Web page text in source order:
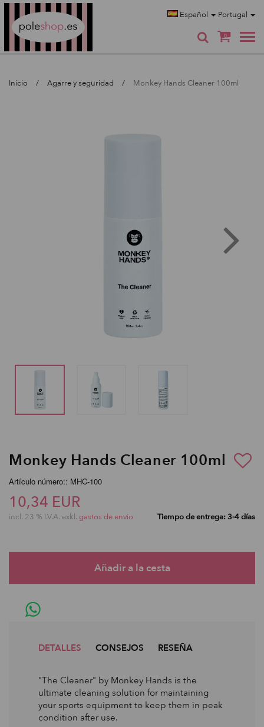
Español Portugal
0
Inicio Agarre y seguridad Monkey Hands Cleaner 100ml
Monkey Hands Cleaner 100ml
Artículo número:: MHC-100
10,34 EUR
incl. 23 % I.V.A. exkl. gastos de envio Tiempo de entrega: 3-4 días
DETALLES CONSEJOS RESEÑA
"The Cleaner" by Monkey Hands is the
ultimate cleaning solution for maintaining
your sports equipment to keep them in peak
condition after use.